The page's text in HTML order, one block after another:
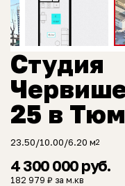
Студия
25 в
23.50/10.00/6.20 м2
4 300 000 руб.
182 979 ₽ за м.кв